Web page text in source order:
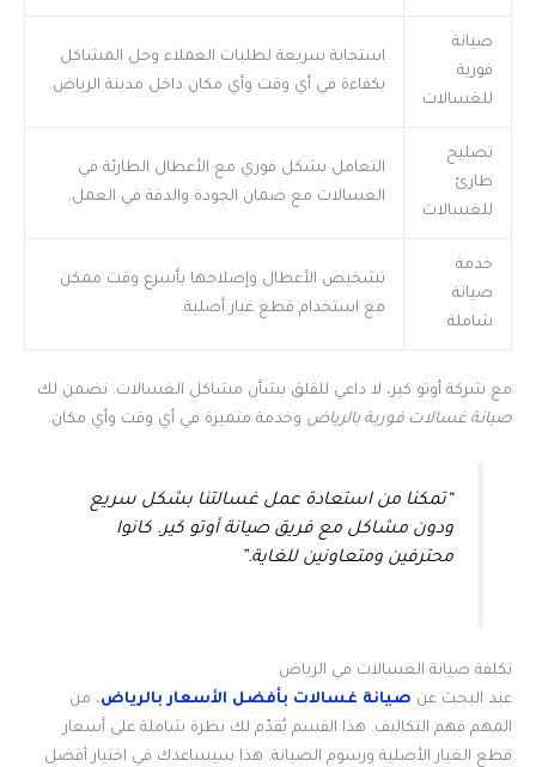
صيانة
فورية
للغسالات
استجابة سريعة لطلبات العملاء وحل المشاكل
بكفاءة في أي وقت وأي مكان داخل مدينة الرياض.
تصليح
طارئ
للغسالات
التعامل بشكل فوري مع الأعطال الطارئة في
الغسالات مع ضمان الجودة والدقة في العمل.
خدمة
صيانة
شاملة
تشخيص الأعطال وإصلاحها بأسرع وقت ممكن
مع استخدام قطع غيار أصلية.
مع شركة أوتو كير، لا داعي للقلق بشأن مشاكل الغسالات. نضمن لك
صيانة غسالات فورية بالرياض وخدمة متميزة في أي وقت وأي مكان.
“تمكنا من استعادة عمل غسالتنا بشكل سريع
ودون مشاكل مع فريق صيانة أوتو كير. كانوا
محترفين ومتعاونين للغاية.”
تكلفة صيانة الغسالات في الرياض
عند البحث عن صيانة غسالات بأفضل الأسعار بالرياض، من
المهم فهم التكاليف. هذا القسم يُقدّم لك نظرة شاملة على أسعار
قطع الغيار الأصلية ورسوم الصيانة. هذا سيساعدك في اختيار أفضل